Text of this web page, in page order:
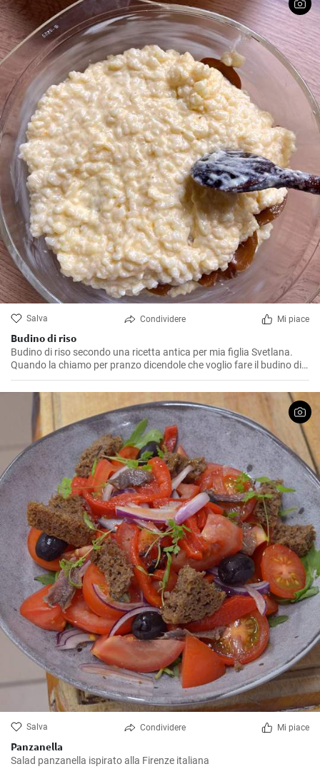
Salva Condividere Mi piace
Budino di riso
Budino di riso secondo una ricetta antica per mia figlia Svetlana.
Quando la chiamo per pranzo dicendole che voglio fare il budino di
riso... lei risponde: 'Allora per il budino di riso posso sempre essere
convinta'. 😁
Salva Condividere Mi piace
Panzanella
Salad panzanella ispirato alla Firenze italiana